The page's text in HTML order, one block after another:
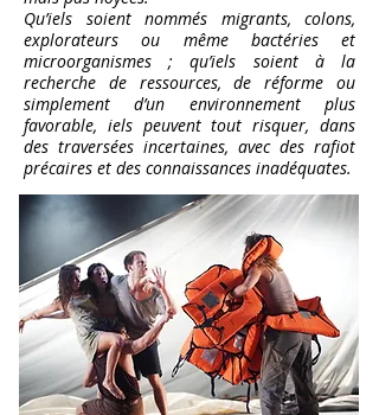
Qu’iels soient nommés migrants, colons,
explorateurs ou même bactéries et
microorganismes ; qu’iels soient à la
recherche de ressources, de réforme ou
simplement d’un environnement plus
favorable, iels peuvent tout risquer, dans
des traversées incertaines, avec des rafiot
précaires et des connaissances inadéquates.